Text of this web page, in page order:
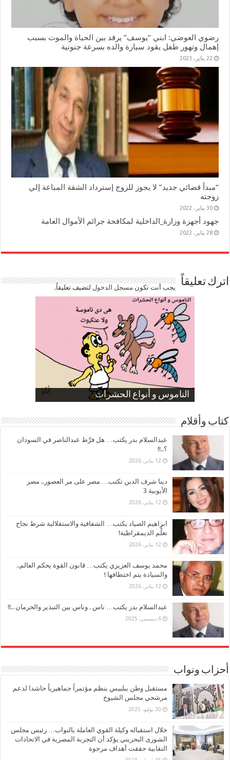
رضوي العوضي: ابني “يوسف” يرقد بين الحياة والموت بسبب
إهمال وتهور طفل يقود سيارة والده بسرعة جنونية
22 يناير، 2023
“مبدأ قضائي جديد” لا يجوز للزوج إسترداد الشقة المباعة إلي
زوجته
30 يناير، 2022
جهود أجهزة وزارة_الداخلية لمكافحة جرائم الأموال العامة
28 يناير، 2022
اترك تعليقاً يجب أنت تكون مسجل الدخوللتضيف تعليقاً.
الناموس و أنواع الحشرات
الموظفين بعد ارتفاع الأسعار
ارتفاع نسبة الطلاق في مصر
صورة كاركاتيرية
صورة كاركاتيرية
كتاب وأقلام
عبدالسلام بدر يكتب… هل فرَّط عبدالناصر في السودان
؟..!!
12 يناير، 2026
دينا شرف الدين تكتب… مصر على مر العصور.. مصر
الأيوبية 3
12 يناير، 2026
ابراهيم الصياد يكتب… الشفافية والاستقلالية شرط نجاح
تعلُّم الديمقراطية!
12 يناير، 2026
محمد يوسف العزيزي يكتب… قانون القوة يحكم العالم..
والسيادة يتم اختطافها !
12 يناير، 2026
عبدالسلام بدر يكتب… ناس . وناس بين التبذير والحرمان ..!!
6 ديسمبر، 2025
أحزاب ونواب
مستقبل وطن ببلبيس ينظم مؤتمراً جماهيرياً حاشدا لدعم
مرشحي مجلس الشيوخ
30 يوليو، 2025
خلال استقباله وكيلة القوي العاملة بالنواب… رئيس مجلس
الشورى البحريني يؤكد أن التجربة المصرية في الاتحادات
النقابية حققت أهداف مرجوة